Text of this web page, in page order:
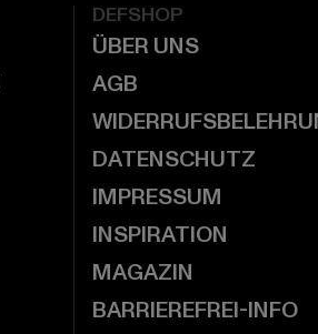
DEFSHOP
ÜBER UNS
AGB
DATENSCHUTZ
IMPRESSUM
INSPIRATION
MAGAZIN
BARRIEREFREI-INFO